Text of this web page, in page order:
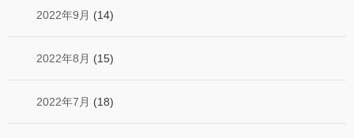
2022年9月 (14)
2022年8月 (15)
2022年7月 (18)